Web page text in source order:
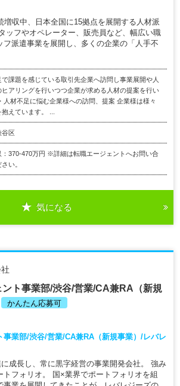
増収中、日本全国に15拠点を展開する人材派
ッフやオペレーター、販売員など、幅広い職
フ派遣事業を展開し、多くの企業の「人手不
で課題を感じている取引先企業へ訪問し事業展開や人
ヒアリングを行いつつ企業が求める人材の提案を行い
人材不足に悩む企業様への訪問、提案 企業様は様々
えています。 ...
谷区
：370-470万円 ※詳細は転職エージェントへお問い合
い。
気になる
ント事業部/渋谷/営業/CA兼RA（新規
かんたん応募可
事業部/渋谷/営業/CA兼RA（新規事業）/レバレ
成長し、常に黒字経営の事業開発会社。 強み
トフォリオ。 国×業界でポートフォリオを組